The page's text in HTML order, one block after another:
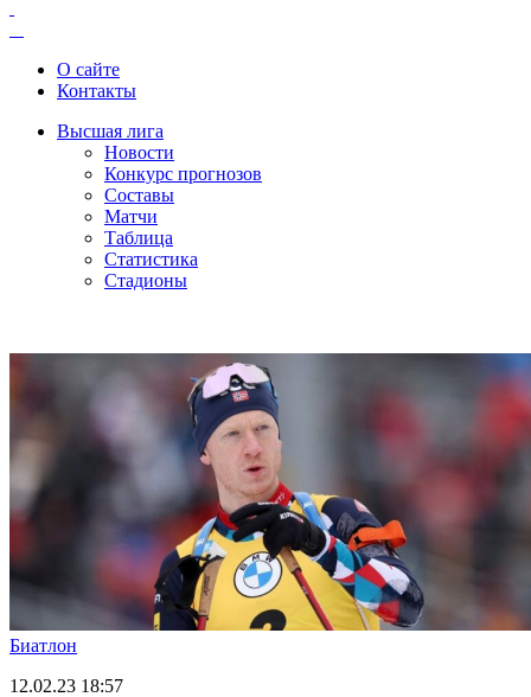
О сайте
Контакты
Высшая лига
Новости
Конкурс прогнозов
Составы
Матчи
Таблица
Статистика
Стадионы
Биатлон
12.02.23 18:57